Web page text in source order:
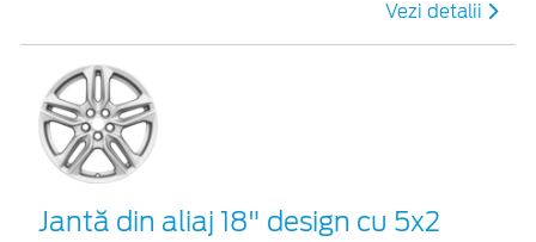
Vezi detalii
Jantă din aliaj 18" design cu 5x2